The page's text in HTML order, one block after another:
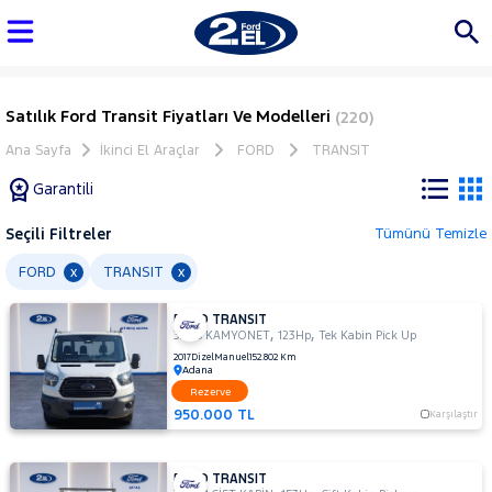
Satılık Ford Transit Fiyatları Ve Modelleri (220)
Ana Sayfa İkinci El Araçlar FORD TRANSIT
Garantili
Tüm
Araçlar
AUDI
BMC
BMW
BYD
Seçili Filtreler Tümünü Temizle
FORD x TRANSIT x
FORD TRANSIT
330S KAMYONET,123Hp,Tek Kabin Pick Up
2017DizelManuel152.802 Km
Adana
950.000 TL Karşılaştır
Rezerve
FORD TRANSIT